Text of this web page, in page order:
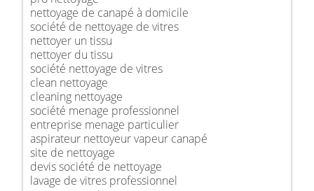
nettoyage de canapé à domicile
société de nettoyage de vitres
nettoyer un tissu
nettoyer du tissu
société nettoyage de vitres
clean nettoyage
cleaning nettoyage
société menage professionnel
entreprise menage particulier
aspirateur nettoyeur vapeur canapé
site de nettoyage
devis société de nettoyage
lavage de vitres professionnel